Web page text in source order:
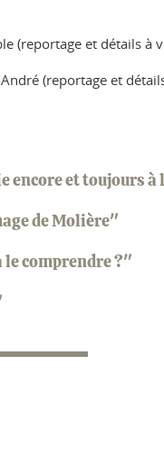
(reportage et détails à
(reportage et
encore et toujours à
de Molière"
comprendre ?"